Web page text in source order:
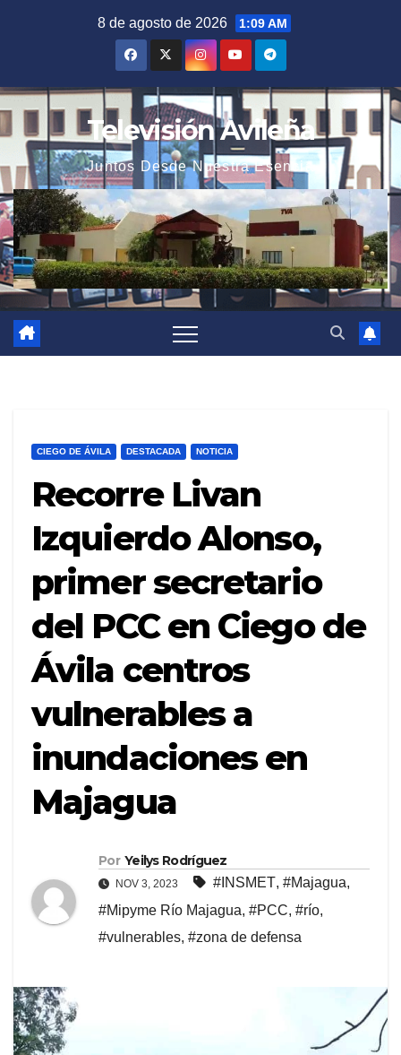
8 de agosto de 2026 1:09 AM
Televisión Avileña
Juntos Desde Nuestra Esencia
CIEGO DE ÁVILA DESTACADA NOTICIA
Recorre Livan
Izquierdo Alonso,
primer secretario
del PCC en Ciego de
Ávila centros
vulnerables a
inundaciones en
Majagua
Por Yeilys Rodríguez
NOV 3, 2023 #INSMET, #Majagua,
#Mipyme Río Majagua, #PCC, #río,
#vulnerables, #zona de defensa